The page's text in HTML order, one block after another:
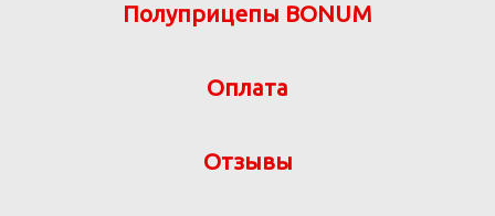
Полуприцепы BONUM
Оплата
Отзывы